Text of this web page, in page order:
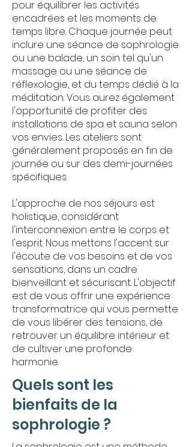
pour équilibrer les activités
encadrées et les moments de
temps libre. Chaque journée peut
inclure une séance de sophrologie
ou une balade, un soin tel qu'un
massage ou une séance de
réflexologie, et du temps dédié à la
méditation. Vous aurez également
l'opportunité de profiter des
installations de spa et sauna selon
vos envies. Les ateliers sont
généralement proposés en fin de
journée ou sur des demi-journées
spécifiques.
L'approche de nos séjours est
holistique, considérant
l'interconnexion entre le corps et
l'esprit. Nous mettons l'accent sur
l'écoute de vos besoins et de vos
sensations, dans un cadre
bienveillant et sécurisant. L'objectif
est de vous offrir une expérience
transformatrice qui vous permette
de vous libérer des tensions, de
retrouver un équilibre intérieur et
de cultiver une profonde
harmonie.
Quels sont les
bienfaits de la
sophrologie ?